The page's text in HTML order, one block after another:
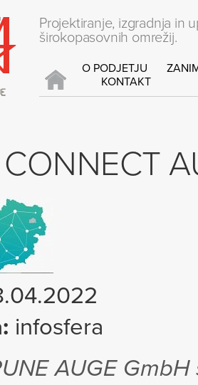
Projektiranje, izgradnja in
širokopasovnih omrežij.
O PODJETJU
KONTAKT
CONNECT
infosfera
AUGE